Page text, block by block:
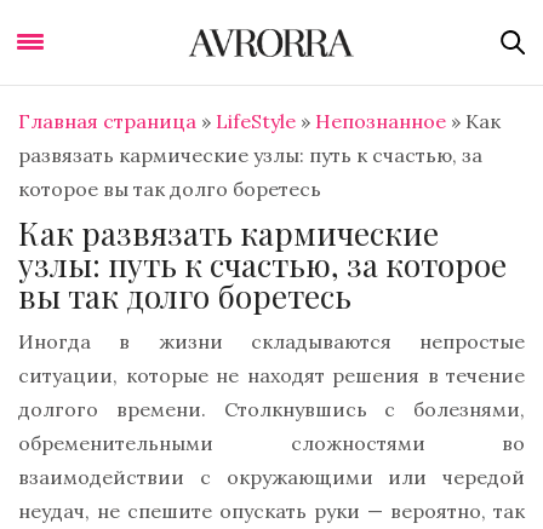
Главная страница » LifeStyle » Непознанное » Как
развязать кармические узлы: путь к счастью, за
которое вы так долго боретесь
Как развязать кармические
узлы: путь к счастью, за которое
вы так долго боретесь
Иногда в жизни складываются непростые
ситуации, которые не находят решения в течение
долгого времени. Столкнувшись с болезнями,
обременительными сложностями во
взаимодействии с окружающими или чередой
неудач, не спешите опускать руки — вероятно, так